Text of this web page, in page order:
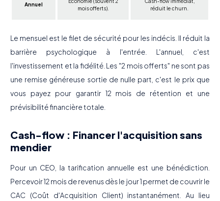
Annuel
mois offerts).
réduit le churn.
Le mensuel est le filet de sécurité pour les indécis. Il réduit la
barrière psychologique à l'entrée. L'annuel, c'est
l'investissement et la fidélité. Les "2 mois offerts" ne sont pas
une remise généreuse sortie de nulle part, c'est le prix que
vous payez pour garantir 12 mois de rétention et une
prévisibilité financière totale.
Cash-flow : Financer l'acquisition sans
mendier
Pour un CEO, la tarification annuelle est une bénédiction.
Percevoir 12 mois de revenus dès le jour 1 permet de couvrir le
CAC (Coût d'Acquisition Client) instantanément. Au lieu